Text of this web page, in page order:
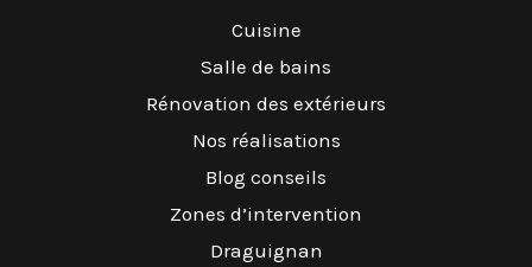
Cuisine
Salle de bains
Rénovation des extérieurs
Nos réalisations
Blog conseils
Zones d’intervention
Draguignan